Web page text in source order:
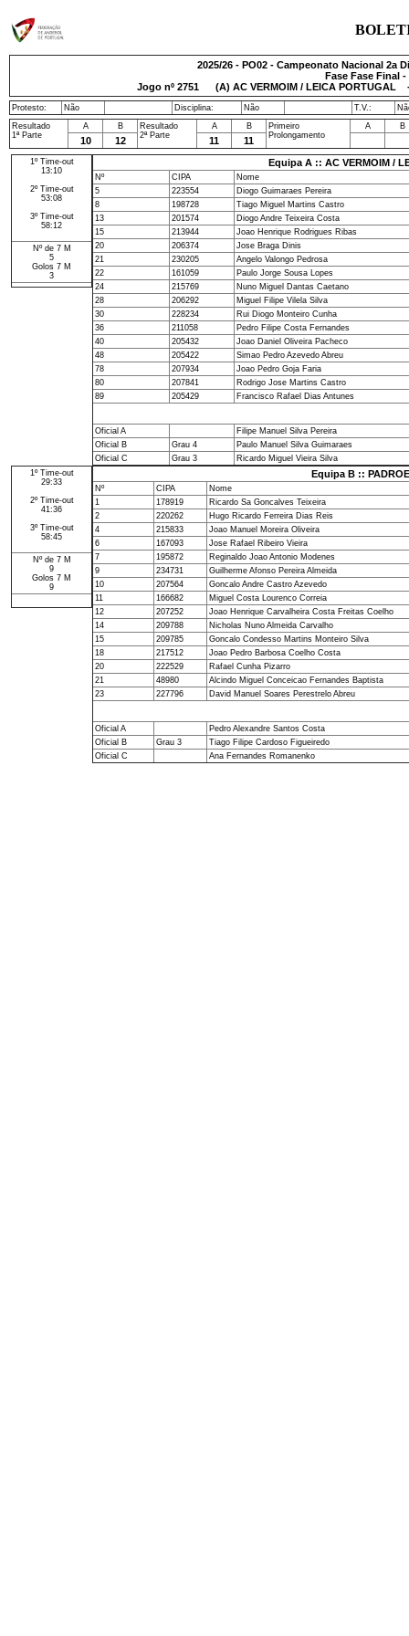
2025/26 - PO02 - Campeonato Nacional 2a
Fase Fase Final
Jogo nº 2751(A) AC VERMOIM / LEICA PORTUGAL
Protesto: Não Disciplina: Não T.V.:
Resultado
1ª Parte
A B
Resultado
2ª Parte
A B
Primeiro
Prolongamento
A B
10 12 11 11
1º Time-out
13:10
2º Time-out
53:08
3º Time-out
58:12
Nº de 7 M
5
Golos 7 M
3
Equipa A :: AC VERMOIM /
Nº CIPA
Nome
5
223554
Diogo Guimaraes Pereira
8
198728
Tiago Miguel Martins Castro
13
201574
Diogo Andre Teixeira Costa
15
213944
Joao Henrique Rodrigues Ribas
20
206374
Jose Braga Dinis
21
230205
Angelo Valongo Pedrosa
22
161059
Paulo Jorge Sousa Lopes
24
215769
Nuno Miguel Dantas Caetano
28
206292
Miguel Filipe Vilela Silva
30
228234
Rui Diogo Monteiro Cunha
36
211058
Pedro Filipe Costa Fernandes
40
205432
Joao Daniel Oliveira Pacheco
48
205422
Simao Pedro Azevedo Abreu
78
207934
Joao Pedro Goja Faria
80
207841
Rodrigo Jose Martins Castro
89
205429 Francisco Rafael Dias Antunes
Oficial A
Filipe Manuel Silva Pereira
Oficial B
Grau 4
Paulo Manuel Silva Guimaraes
Oficial C
Grau 3
Ricardo Miguel Vieira Silva
1º Time-out
29:33
2º Time-out
41:36
3º Time-out
58:45
Nº de 7 M
9
Golos 7 M
9
Equipa B ::
Nº CIPA
Nome
1
178919
Ricardo Sa Goncalves Teixeira
2
220262
Hugo Ricardo Ferreira Dias Reis
4
215833
Joao Manuel Moreira Oliveira
6
167093
Jose Rafael Ribeiro Vieira
7
195872
Reginaldo Joao Antonio Modenes
9
234731
Guilherme Afonso Pereira Almeida
10
207564
Goncalo Andre Castro Azevedo
11
166682
Miguel Costa Lourenco Correia
12
207252
Joao Henrique Carvalheira Costa Freitas Coelho
14
209788
Nicholas Nuno Almeida Carvalho
15
209785
Goncalo Condesso Martins Monteiro Silva
18
217512
Joao Pedro Barbosa Coelho Costa
20
222529
Rafael Cunha Pizarro
21
48980
Alcindo Miguel Conceicao Fernandes Baptista
23
227796 David Manuel Soares Perestrelo Abreu
Oficial A
Pedro Alexandre Santos Costa
Oficial B
Grau 3
Tiago Filipe Cardoso Figueiredo
Oficial C
Ana Fernandes Romanenko